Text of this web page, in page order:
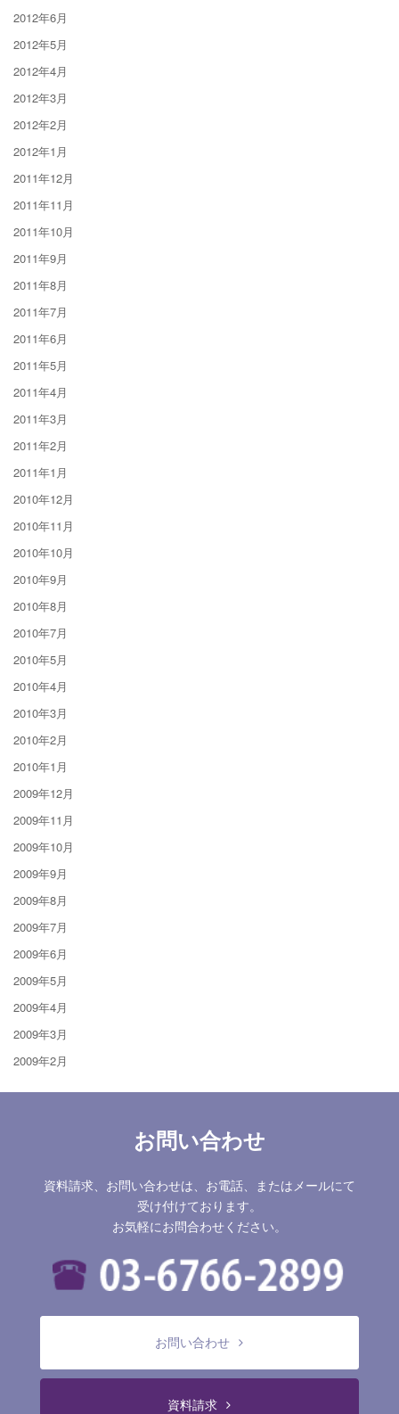
2012年6月
2012年5月
2012年4月
2012年3月
2012年2月
2012年1月
2011年12月
2011年11月
2011年10月
2011年9月
2011年8月
2011年7月
2011年6月
2011年5月
2011年4月
2011年3月
2011年2月
2011年1月
2010年12月
2010年11月
2010年10月
2010年9月
2010年8月
2010年7月
2010年5月
2010年4月
2010年3月
2010年2月
2010年1月
2009年12月
2009年11月
2009年10月
2009年9月
2009年8月
2009年7月
2009年6月
2009年5月
2009年4月
2009年3月
2009年2月
お問い合わせ
資料請求、お問い合わせは、お電話、またはメールにて
受け付けております。
お気軽にお問合わせください。
お問い合わせ
資料請求